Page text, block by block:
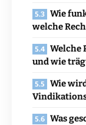
Wie
welche
Welche
und wie
Wie
Was